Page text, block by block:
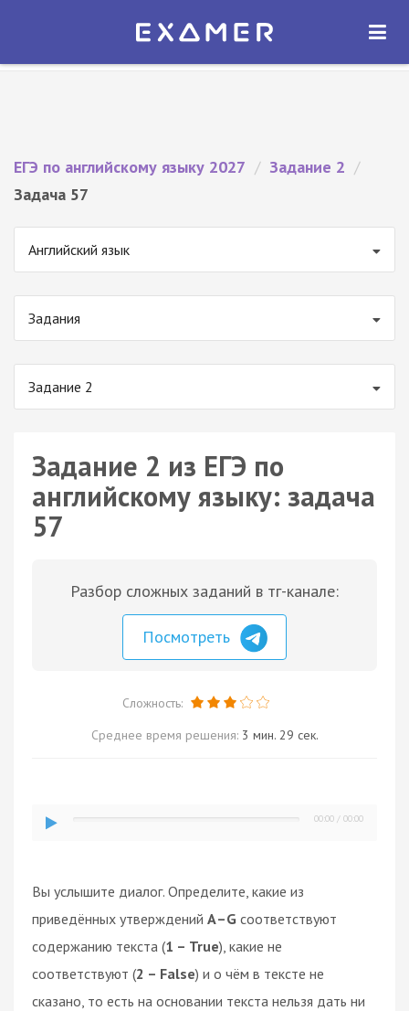
Экзамер — ЕГЭ 2027
ОТКРЫТЬ
ЕГЭ по английскому языку 2027 / Задание 2 /
Задача 57
Английский язык
Задания
Задание 2
Задание 2 из ЕГЭ по
английскому языку: задача
57
Разбор сложных заданий в тг-канале:
Посмотреть
Сложность:
Среднее время решения: 3 мин. 29 сек.
00:00 / 00:00
Вы услышите диалог. Определите, какие из
приведённых утверждений А–G соответствуют
содержанию текста (1 – True), какие не
соответствуют (2 – False) и о чём в тексте не
сказано, то есть на основании текста нельзя дать ни